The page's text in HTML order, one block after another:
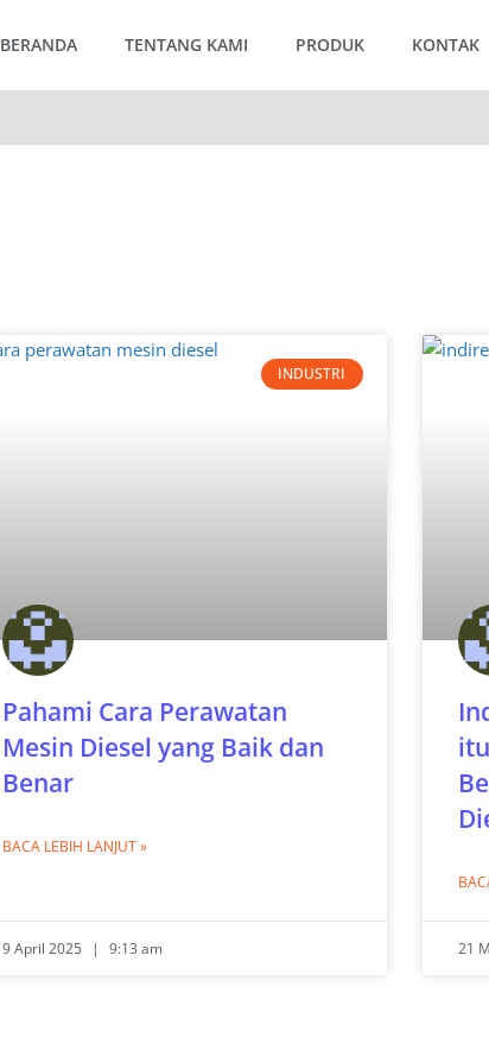
BERANDA TENTANG KAMI PRODUK KONTAK
INDUSTRI
Pahami Cara Perawatan
Mesin Diesel yang Baik dan
Benar
BACA LEBIH LANJUT »
9 April 2025 9:13 am 21